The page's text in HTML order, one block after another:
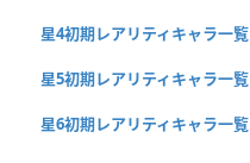
星4初期レアリティキャラ一覧
星5初期レアリティキャラ一覧
星6初期レアリティキャラ一覧